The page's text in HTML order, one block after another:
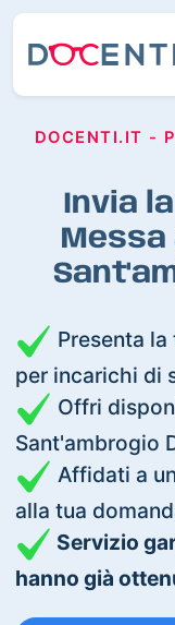
DOCENTI.IT -
Invia
Messa
Presenta
per incarichi di
Offri
Sant'ambrogio
Affidati a
alla tua
Servizio
hanno già